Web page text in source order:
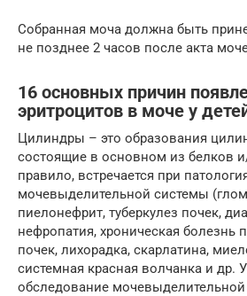
Собранная моча должна быть
не позднее 2 часов после акта
16 основных причин
эритроцитов в моче у
Цилиндры – это образования
состоящие в основном из белков
правило, встречается при
мочевыделительной системы
пиелонефрит, туберкулез почек,
нефропатия, хроническая болезнь
почек, лихорадка, скарлатина,
системная красная волчанка и др.
обследование